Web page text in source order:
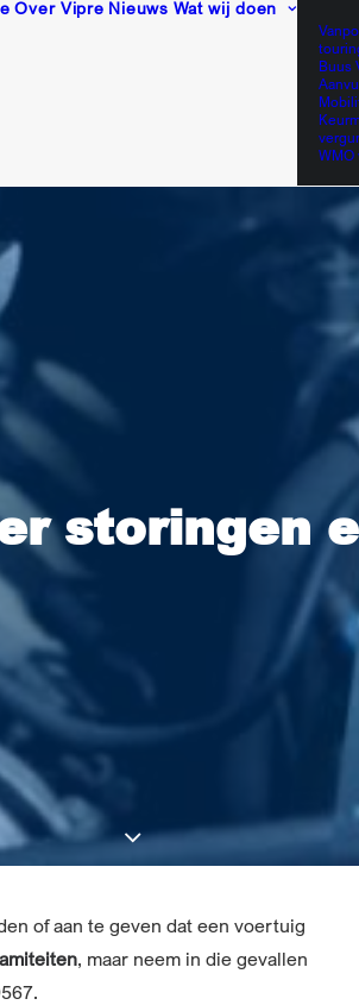
Over Vipre Nieuws Wat wij doen
Buus
WMO
storingen
of aan te geven dat een voertuig
, maar neem in die gevallen